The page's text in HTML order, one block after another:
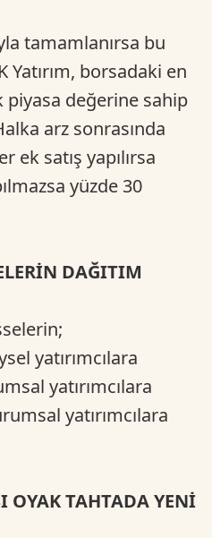
tamamlanırsa bu
Yatırım, borsadaki en
değerine sahip
arz sonrasında
ek satış yapılırsa
yüzde 30
DAĞITIM
yatırımcılara
yatırımcılara
yatırımcılara
OYAK TAHTADA YENİ